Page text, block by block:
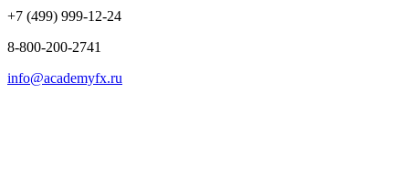
+7 (499) 999-12-24
8-800-200-2741
info@academyfx.ru